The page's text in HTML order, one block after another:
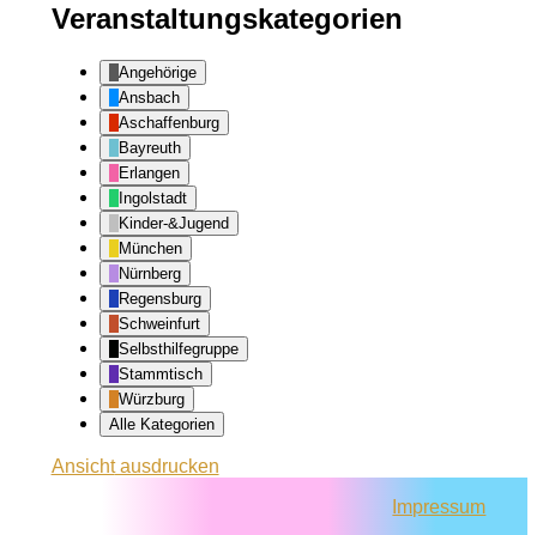
Veranstaltungskategorien
Angehörige
Ansbach
Aschaffenburg
Bayreuth
Erlangen
Ingolstadt
Kinder-&Jugend
München
Nürnberg
Regensburg
Schweinfurt
Selbsthilfegruppe
Stammtisch
Würzburg
Alle Kategorien
Ansichtausdrucken
Impressum